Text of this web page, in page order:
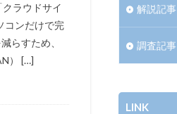
ラウドサイ
コンだけで完
らすため、
） […]
解説記事
調査記事
LINK